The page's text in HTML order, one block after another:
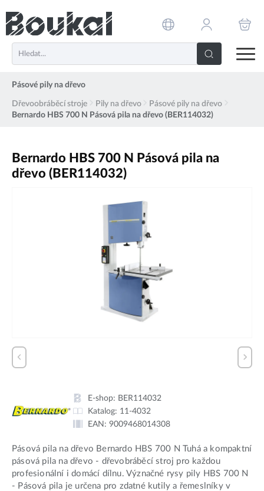
Pásové pily na dřevo
Dřevoobráběcí stroje Pily na dřevo
Pásové pily na dřevo
Bernardo HBS 700 N Pásová pila na dřevo (BER114032)
Bernardo HBS 700 N Pásová pila na
dřevo (BER114032)
E-shop: BER114032
Katalog: 11-4032
EAN: 9009468014308
Pásová pila na dřevo Bernardo HBS 700 N Tuhá a kompaktní
pásová pila na dřevo - dřevobráběcí stroj pro každou
profesionální i domácí dílnu. Význačné rysy pily HBS 700 N
- Pásová pila je určena pro zdatné kutily a řemeslníky v